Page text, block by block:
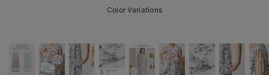
ハレの日に着るANGELIEBEのセレモニー
Color Variations